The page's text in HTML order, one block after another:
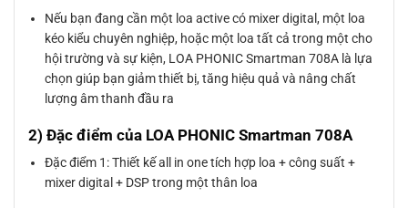
Nếu bạn đang cần một loa active có mixer digital, một loa
kéo kiểu chuyên nghiệp, hoặc một loa tất cả trong một cho
hội trường và sự kiện, LOA PHONIC Smartman 708A là lựa
chọn giúp bạn giảm thiết bị, tăng hiệu quả và nâng chất
lượng âm thanh đầu ra
2) Đặc điểm của LOA PHONIC Smartman 708A
Đặc điểm 1: Thiết kế all in one tích hợp loa + công suất +
mixer digital + DSP trong một thân loa